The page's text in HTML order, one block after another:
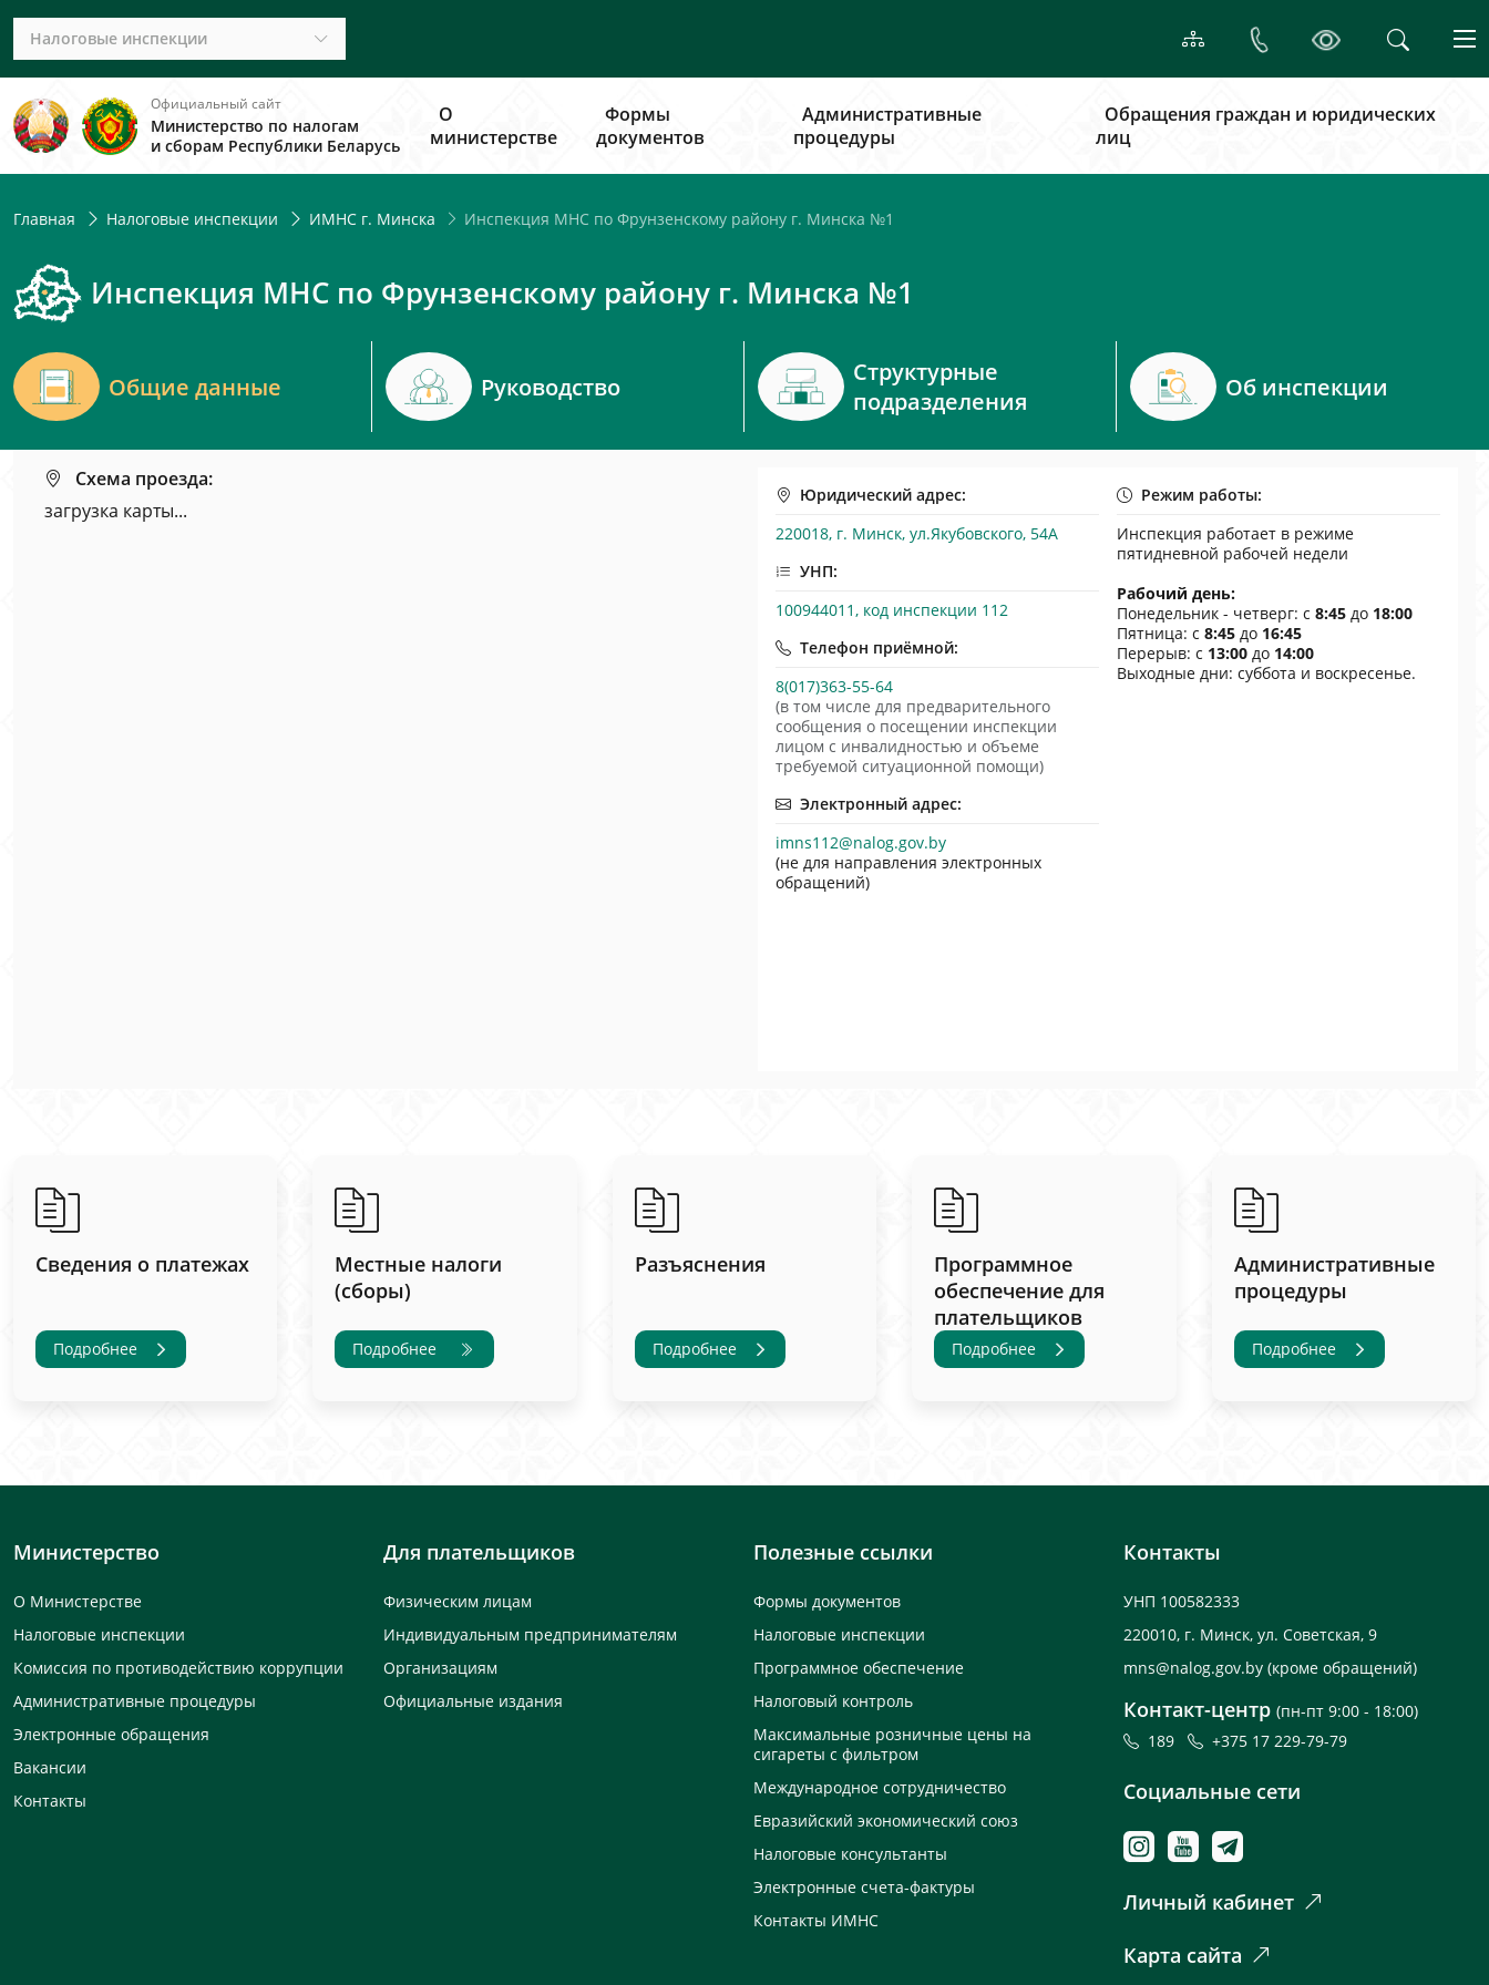
Налоговые инспекции
Официальный сайт
Министерство по налогам
и сборам Республики Беларусь
О
министерстве
Формы
документов
Административные
процедуры
Обращения граждан и юридических
лиц
Главная Налоговые инспекции ИМНС г. Минска Инспекция МНС по Фрунзенскому району г. Минска №1
Инспекция МНС по Фрунзенскому району г. Минска №1
Общие данные Руководство
Структурные
подразделения
Об инспекции
Схема проезда:
загрузка карты...
Юридический адрес:
220018, г. Минск, ул.Якубовского, 54A
УНП:
100944011, код инспекции 112
Телефон приёмной:
8(017)363-55-64
(в том числе для предварительного
сообщения о посещении инспекции
лицом с инвалидностью и объеме
требуемой ситуационной помощи)
Электронный адрес:
imns112@nalog.gov.by
(не для направления электронных
обращений)
Режим работы:
Инспекция работает в режиме
пятидневной рабочей недели
Рабочий день:
Понедельник - четверг: с 8:45 до 18:00
Пятница: с 8:45 до 16:45
Перерыв: с 13:00 до 14:00
Выходные дни: суббота и воскресенье.
Сведения о платежах
Подробнее
Местные налоги
(сборы)
Подробнее
Разъяснения
Подробнее
Программное
обеспечение для
плательщиков
Подробнее
Административные
процедуры
Подробнее
Министерство
О Министерстве
Налоговые инспекции
Комиссия по противодействию коррупции
Административные процедуры
Электронные обращения
Вакансии
Контакты
Для плательщиков
Физическим лицам
Индивидуальным предпринимателям
Организациям
Официальные издания
Полезные ссылки
Формы документов
Налоговые инспекции
Программное обеспечение
Налоговый контроль
Максимальные розничные цены на
сигареты с фильтром
Международное сотрудничество
Евразийский экономический союз
Налоговые консультанты
Электронные счета-фактуры
Контакты ИМНС
Контакты
УНП 100582333
220010, г. Минск, ул. Советская, 9
mns@nalog.gov.by (кроме обращений)
Контакт-центр (пн-пт 9:00 - 18:00)
189
+375 17 229-79-79
Социальные сети
Личный кабинет
Карта сайта